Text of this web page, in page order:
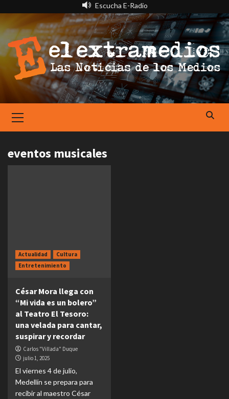
contenido
Escucha E-Radio
Menu
eventos musicales
Actualidad
Cultura
Entretenimiento
César Mora llega con
“Mi vida es un bolero”
al Teatro El Tesoro:
una velada para cantar,
suspirar y recordar
Carlos "Villada" Duque
julio 1, 2025
El viernes 4 de julio,
Medellín se prepara para
recibir al maestro César